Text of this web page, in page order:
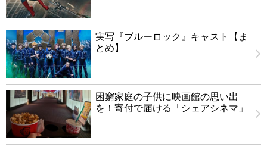
実写『ブルーロック』キャスト【ま
とめ】
困窮家庭の子供に映画館の思い出
を！寄付で届ける「シェアシネマ」